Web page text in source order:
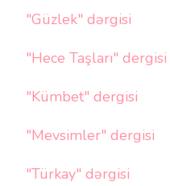
"Güzlek" dərgisi
"Hece Taşları" dergisi
"Kümbet" dergisi
"Mevsimler" dergisi
"Türkay" dərgisi